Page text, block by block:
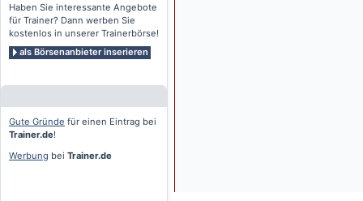
Haben Sie interessante Angebote
für Trainer? Dann werben Sie
kostenlos in unserer Trainerbörse!
als Börsenanbieter inserieren
Gute Gründe für einen Eintrag bei
Trainer.de!
Werbung bei Trainer.de